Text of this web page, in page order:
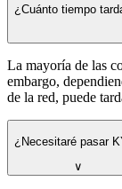
¿Cuánto tiempo
La mayoría de las
embargo,
de la red, puede
¿Necesitaré pasar
∨